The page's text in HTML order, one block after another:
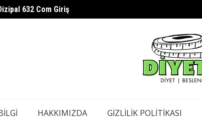
Ayda 10 Kg Kilo Verdiren Diyet
HAKKIMIZDA GIZLILIK POLITIKASI